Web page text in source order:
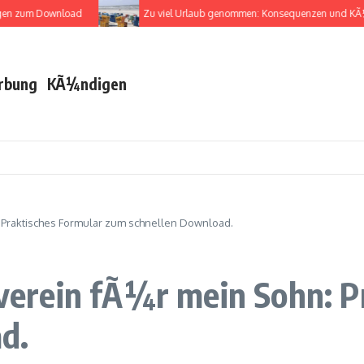
Download Zu viel Urlaub genommen: Konsequenzen und
KÃ¼ndigen
Formular zum schnellen Download.
fÃ¼r mein Sohn: